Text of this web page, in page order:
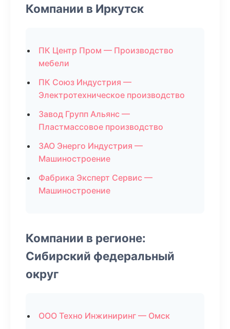
Компании в Иркутск
ПК Центр Пром — Производство
мебели
ПК Союз Индустрия —
Электротехническое производство
Завод Групп Альянс —
Пластмассовое производство
ЗАО Энерго Индустрия —
Машиностроение
Фабрика Эксперт Сервис —
Машиностроение
Компании в регионе:
Сибирский федеральный
округ
ООО Техно Инжиниринг — Омск